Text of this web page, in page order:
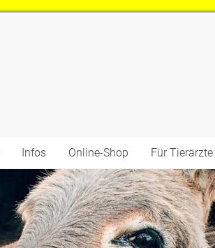
Infos Online-Shop Für